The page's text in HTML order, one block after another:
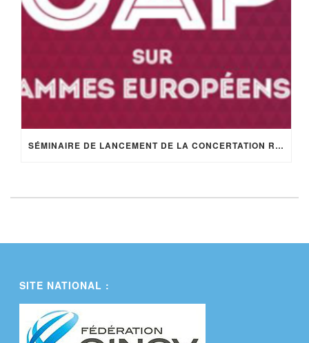
SÉMINAIRE DE LANCEMENT DE LA CONCERTATION RÉGIONALE SUR LES PROGRAMMES EUROPÉENS 2021-2027 À CARCASSONNE
SITE NATIONAL :